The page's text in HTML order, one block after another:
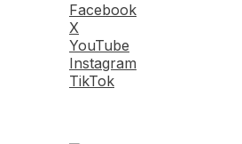
Facebook
X
YouTube
Instagram
TikTok